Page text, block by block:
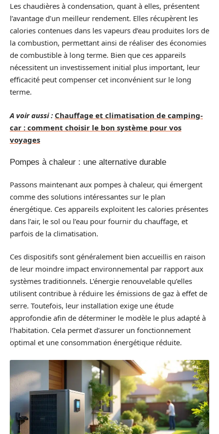
Les chaudières à condensation, quant à elles, présentent
l’avantage d’un meilleur rendement. Elles récupèrent les
calories contenues dans les vapeurs d’eau produites lors de
la combustion, permettant ainsi de réaliser des économies
de combustible à long terme. Bien que ces appareils
nécessitent un investissement initial plus important, leur
efficacité peut compenser cet inconvénient sur le long
terme.
A voir aussi : Chauffage et climatisation de camping-
car : comment choisir le bon système pour vos
voyages
Pompes à chaleur : une alternative durable
Passons maintenant aux pompes à chaleur, qui émergent
comme des solutions intéressantes sur le plan
énergétique. Ces appareils exploitent les calories présentes
dans l’air, le sol ou l’eau pour fournir du chauffage, et
parfois de la climatisation.
Ces dispositifs sont généralement bien accueillis en raison
de leur moindre impact environnemental par rapport aux
systèmes traditionnels. L’énergie renouvelable qu’elles
utilisent contribue à réduire les émissions de gaz à effet de
serre. Toutefois, leur installation exige une étude
approfondie afin de déterminer le modèle le plus adapté à
l’habitation. Cela permet d’assurer un fonctionnement
optimal et une consommation énergétique réduite.